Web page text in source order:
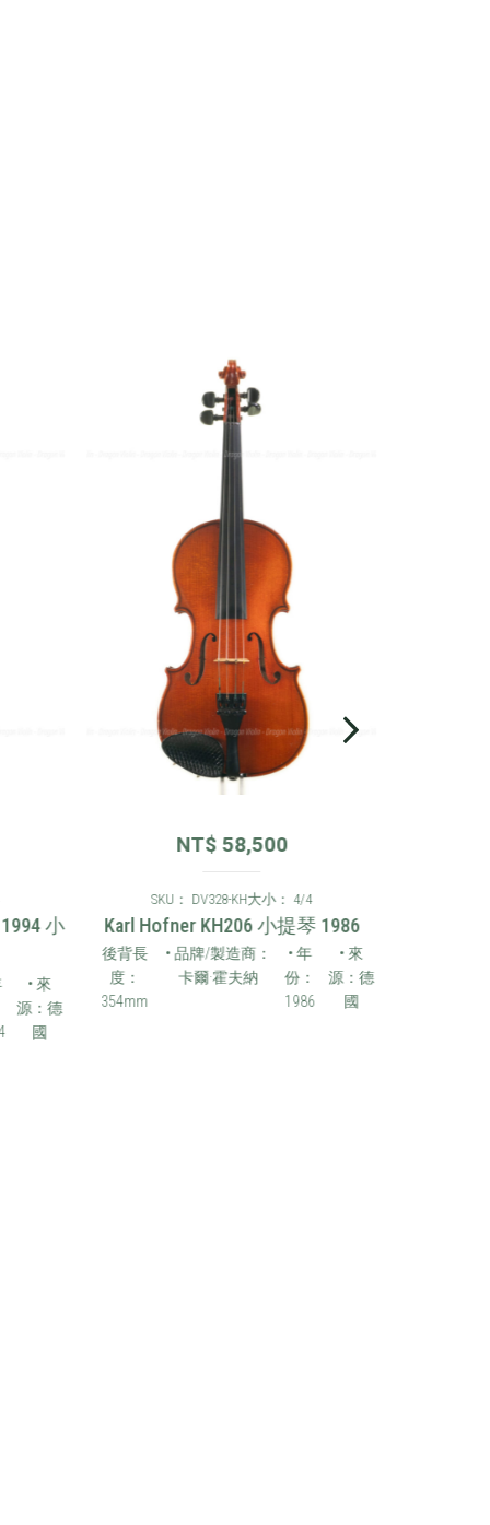
小
• 來
源：德
國
NT$58,500
SKU： DV328-KH大小： 4/4
Karl Hofner KH206 小提琴 1986
後背長
度：
354mm
• 品牌/製造商：
卡爾·霍夫納
• 年
份：
1986
• 來
源：德
國